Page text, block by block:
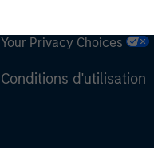
Your Privacy Choices
Conditions d'utilisation